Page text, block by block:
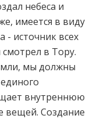
небеса и
имеется в виду
- источник всех
в Тору.
мы должны
внутреннюю
вещей. Создание